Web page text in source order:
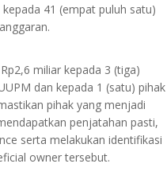
41 (empat puluh satu)
miliar kepada 3 (tiga)
dan kepada 1 (satu) pihak
pihak yang menjadi
penjatahan pasti,
serta melakukan identifikasi
owner tersebut.